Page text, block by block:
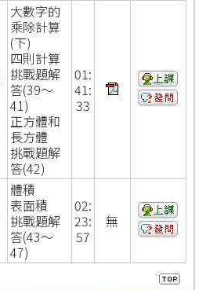
大數字的
乘除計算
(下)
四則計算
挑戰題解
答(39～
41)
正方體和
長方體
挑戰題解
答(42)
01:
41:
33
體積
表面積
挑戰題解
答(43～
47)
02:
23:
57
無